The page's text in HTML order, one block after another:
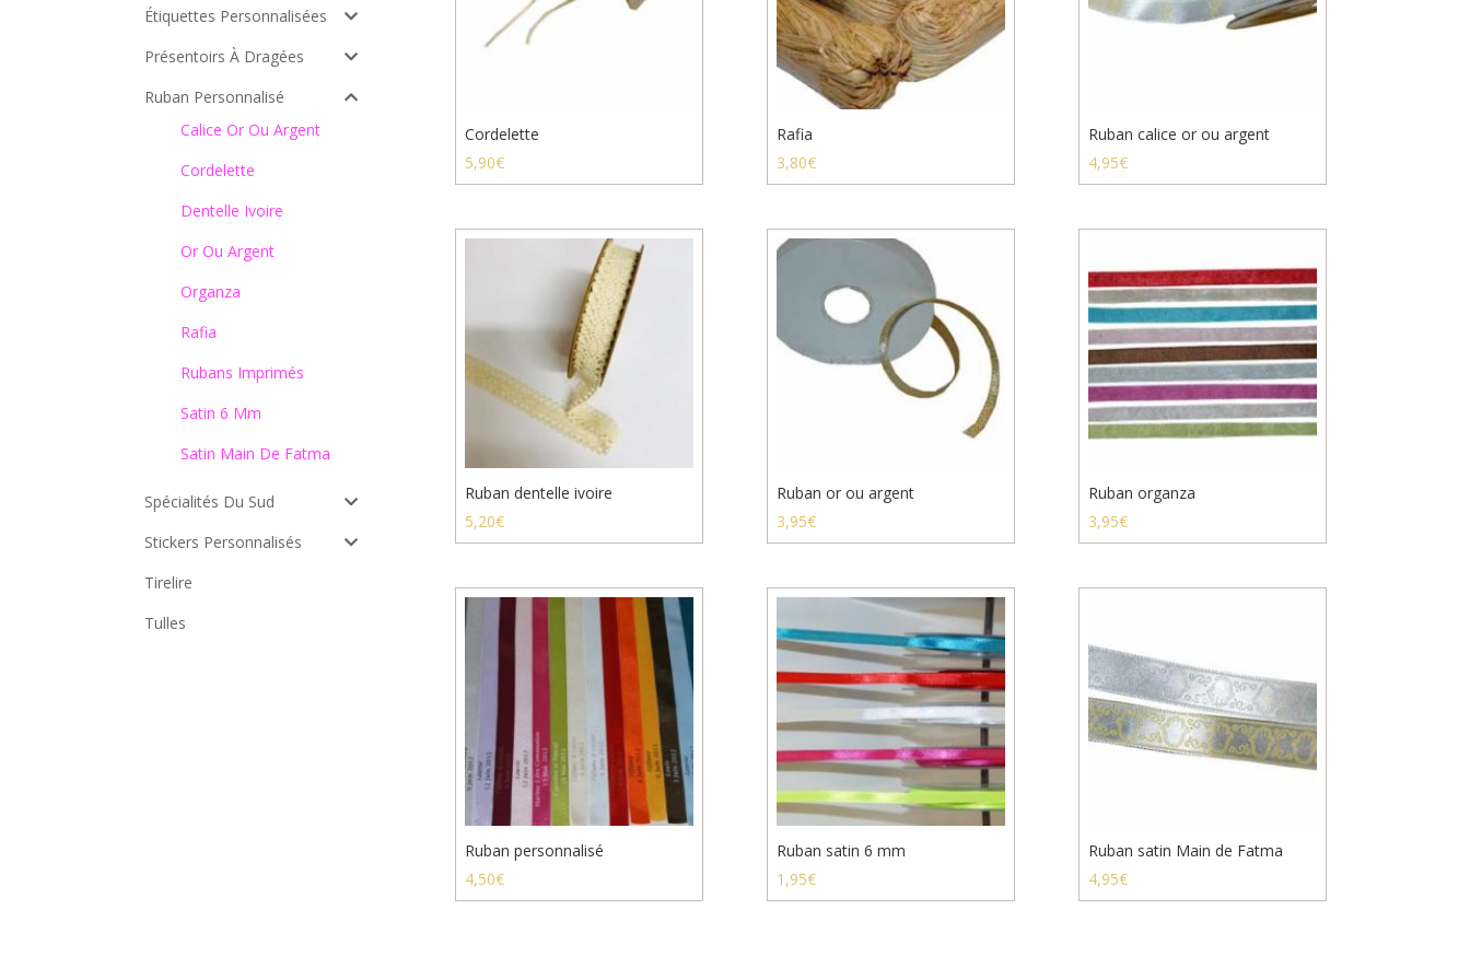
Cordelette
5,90€
Rafia
3,80€
Ruban calice or ou argent
4,95€
Ruban dentelle ivoire
5,20€
Ruban or ou argent
3,95€
Ruban organza
3,95€
Ruban personnalisé
4,50€
Ruban satin 6 mm
1,95€
Ruban satin Main de Fatma
4,95€
Étiquettes Personnalisées
Présentoirs À Dragées
Ruban Personnalisé
Calice Or Ou Argent
Cordelette
Dentelle Ivoire
Or Ou Argent
Organza
Rafia
Rubans Imprimés
Satin 6 Mm
Satin Main De Fatma
Spécialités Du Sud
Stickers Personnalisés
Tirelire
Tulles